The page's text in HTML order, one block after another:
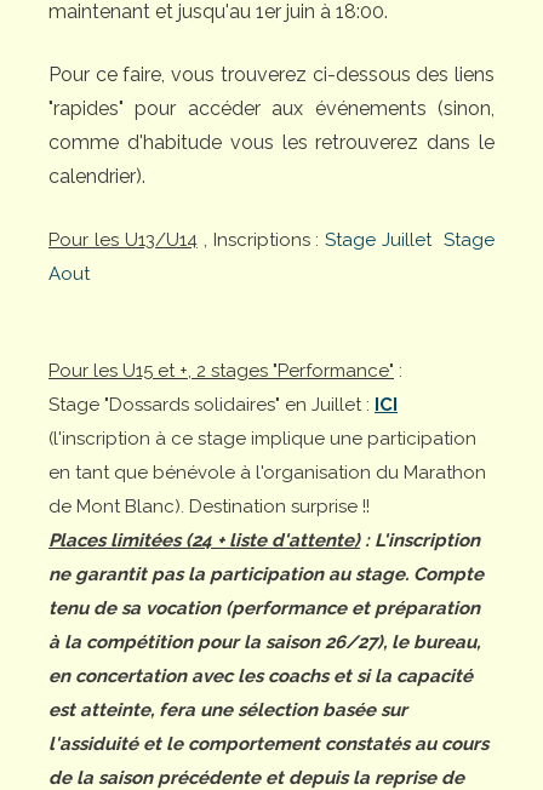
maintenant et jusqu'au 1er juin à 18:00.
Pour ce faire, vous trouverez ci-dessous des liens
"rapides" pour accéder aux événements (sinon,
comme d'habitude vous les retrouverez dans le
calendrier).
Pour les U13/U14, Inscriptions :Stage Juillet Stage
Aout
Pour les U15 et +, 2 stages "Performance" :
Stage "Dossards solidaires" en Juillet : ICI
(l'inscription à ce stage implique une participation
en tant que bénévole à l'organisation du Marathon
de Mont Blanc). Destination surprise !!
Places limitées (24 + liste d'attente): L'inscription
ne garantit pas la participation au stage. Compte
tenu de sa vocation (performance et préparation
à la compétition pour la saison 26/27), le bureau,
en concertation avec les coachs et si la capacité
est atteinte, fera une sélection basée sur
l'assiduité et le comportement constatés au cours
de la saison précédente et depuis la reprise de